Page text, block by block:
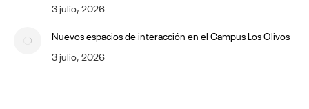
3 julio, 2026
Nuevos espacios de interacción en el Campus Los Olivos
3 julio, 2026